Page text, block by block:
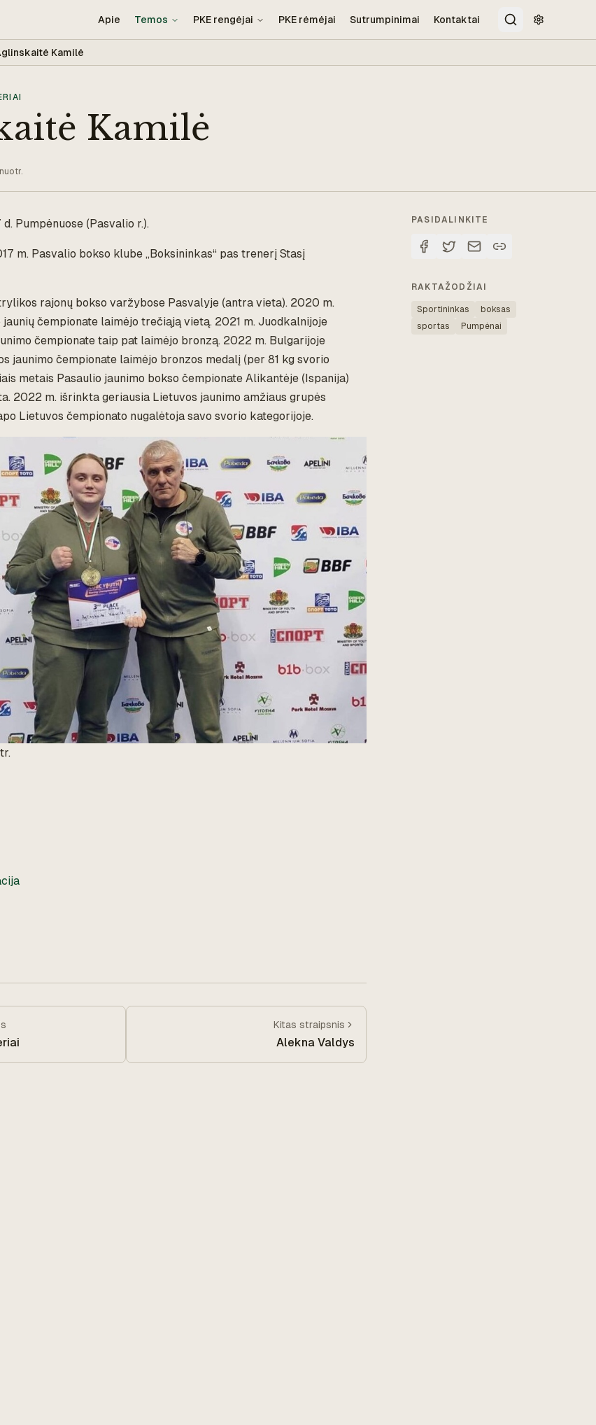
Apie Temos PKE rengėjai PKE rėmėjai Sutrumpinimai Kontaktai
PaieškaPritaikymo
Kamilė
Kamilė
Pumpėnuose (Pasvalio r.).
m. Pasvalio bokso klube „Boksininkas“ pas trenerį Stasį
rajonų bokso varžybose Pasvalyje (antra vieta). 2020 m.
čempionate laimėjo trečiąją vietą. 2021 m. Juodkalnijoje
čempionate taip pat laimėjo bronzą. 2022 m. Bulgarijoje
jaunimo čempionate laimėjo bronzos medalį (per 81 kg svorio
metais Pasaulio jaunimo bokso čempionate Alikantėje (Ispanija)
2022 m. išrinkta geriausia Lietuvos jaunimo amžiaus grupės
Lietuvos čempionato nugalėtoja savo svorio kategorijoje.
Kitas straipsnis
Alekna Valdys
PASIDALINKITE
RAKTAŽODŽIAI
Sportininkas
boksas
sportas
Pumpėnai